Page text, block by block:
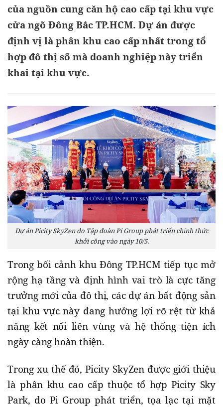
của nguồn cung căn hộ cao cấp tại khu vực
cửa ngõ Đông Bắc TP.HCM. Dự án được
định vị là phân khu cao cấp nhất trong tổ
hợp đô thị số mà doanh nghiệp này triển
khai tại khu vực.
Dự án Picity SkyZen do Tập đoàn Pi Group phát triển chính thức
khởi công vào ngày 10/5.
Trong bối cảnh khu Đông TP.HCM tiếp tục mở
rộng hạ tầng và định hình vai trò là cực tăng
trưởng mới của đô thị, các dự án bất động sản
tại khu vực này đang hưởng lợi rõ rệt từ khả
năng kết nối liên vùng và hệ thống tiện ích
ngày càng hoàn thiện.
Trong xu thế đó, Picity SkyZen được giới thiệu
là phân khu cao cấp thuộc tổ hợp Picity Sky
Park, do Pi Group phát triển, tọa lạc tại mặt